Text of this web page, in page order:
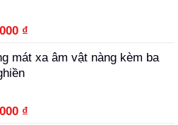
₫.
₫
tại
mát xa âm vật nàng kèm ba
₫